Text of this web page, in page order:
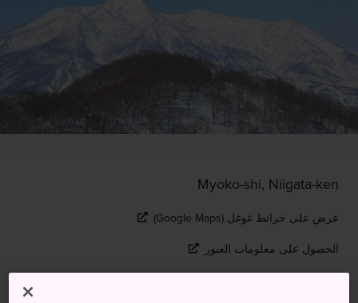
Myoko-shi, Niigata-ken
عرض على خرائط غوغل (Google Maps)
الحصول على معلومات العبور